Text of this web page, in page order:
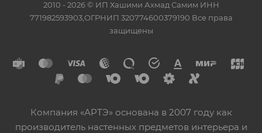
2010 - 2026 © ИП Хашими Ахмад Самим ИНН
771982593903,ОГРНИП 320774600379190 Все права
защищены
Компания «АРТЭ» основана в 2007 году как
производитель настенных предметов интерьера и